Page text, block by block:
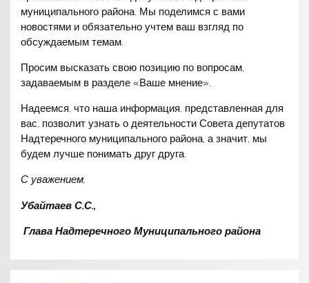
муниципального района. Мы поделимся с вами
новостями и обязательно учтем ваш взгляд по
обсуждаемым темам.
Просим высказать свою позицию по вопросам,
задаваемым в разделе «Ваше мнение».
Надеемся, что наша информация, представленная для
вас, позволит узнать о деятельности Совета депутатов
Надтеречного муниципального района, а значит, мы
будем лучше понимать друг друга.
С уважением,
Убайтаев С.С.,
Глава Надтеречного Муниципального района